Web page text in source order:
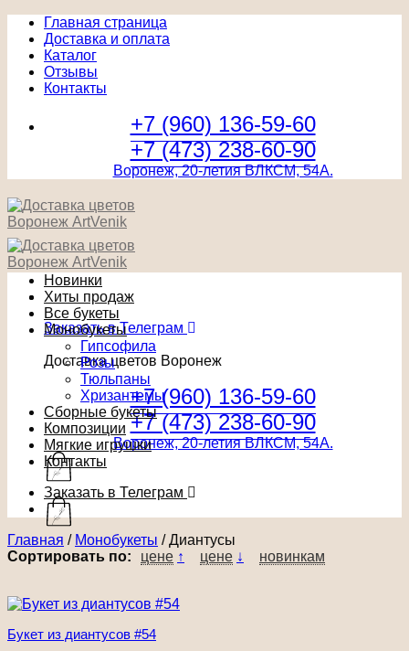
Главная страница
Доставка и оплата
Каталог
Отзывы
Контакты
+7 (960) 136-59-60
+7 (473) 238-60-90
Воронеж, 20-летия ВЛКСМ, 54А.
Заказать в Телеграм
Доставка цветов Воронеж
+7 (960) 136-59-60
+7 (473) 238-60-90
Воронеж, 20-летия ВЛКСМ, 54А.
Новинки
Хиты продаж
Все букеты
Монобукеты
Гипсофила
Розы
Тюльпаны
Хризантемы
Сборные букеты
Композиции
Мягкие игрушки
Контакты
Заказать в Телеграм
Главная / Монобукеты /Диантусы
Сортировать по:
цене ↑ цене ↓ новинкам
Букет из диантусов #54